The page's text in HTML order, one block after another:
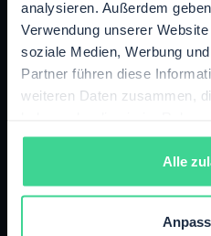
analysieren. Außerdem
Verwendung unserer
soziale Medien, Werbung
Partner führen diese
weiteren Daten zusammen,
gesammelt haben.
Alle
Das
Jederzeit flexibel
Bis zu 500